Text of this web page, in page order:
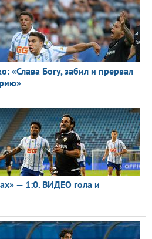
«Слава Богу, забил и прервал
— 1:0. ВИДЕО гола и